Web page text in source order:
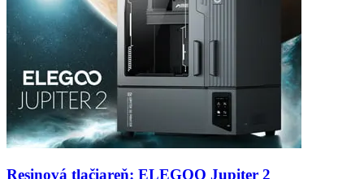
Resinová tlačiareň: ELEGOO Jupiter 2